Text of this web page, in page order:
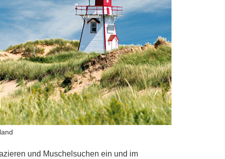
und Muschelsuchen ein und im